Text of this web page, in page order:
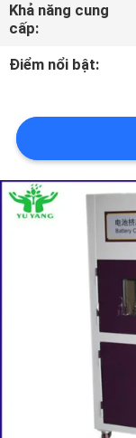
THAM
QUAN
MÁY
LIÊN
HỆ
Khả năng cung
cấp:
Điểm nổi bật: